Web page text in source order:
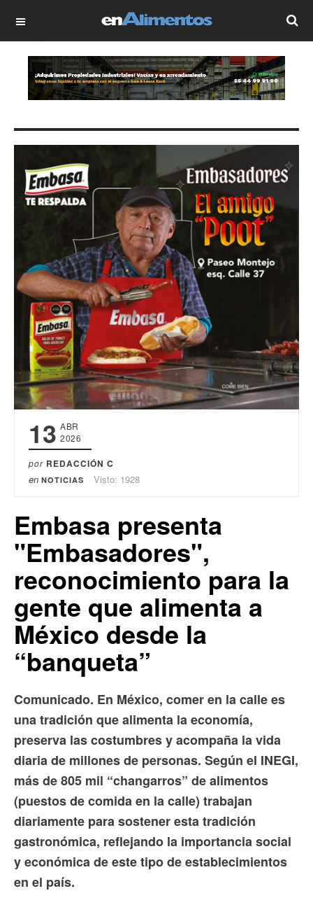
OFF CANVAS
13 ABR
2026
por REDACCIÓN C
en NOTICIAS Visto: 1928
Embasa presenta
"Embasadores",
reconocimiento para la
gente que alimenta a
México desde la
“banqueta”
Comunicado. En México, comer en la calle es
una tradición que alimenta la economía,
preserva las costumbres y acompaña la vida
diaria de millones de personas. Según el INEGI,
más de 805 mil “changarros” de alimentos
(puestos de comida en la calle) trabajan
diariamente para sostener esta tradición
gastronómica, reflejando la importancia social
y económica de este tipo de establecimientos
en el país.